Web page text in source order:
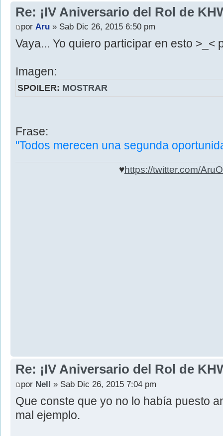
Re: ¡IV Aniversario del Rol de
por Aru » Sab Dic 26, 2015 6:50 pm
Vaya... Yo quiero participar en esto >_<
Imagen:
SPOILER: MOSTRAR
Frase:
"Todos merecen una segunda
♥https://twitter.com/
Re: ¡IV Aniversario del Rol de
por Nell » Sab Dic 26, 2015 7:04 pm
Que conste que yo no lo había puesto
mal ejemplo.